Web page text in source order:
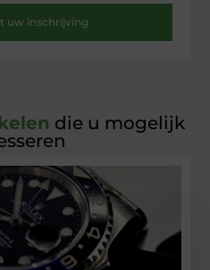
uw inschrijving
die u mogelijk